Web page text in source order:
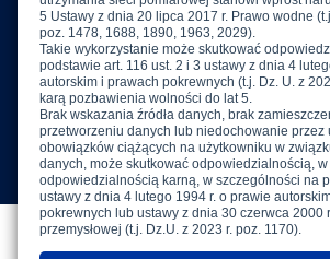
Powyższa strona jest serwisem